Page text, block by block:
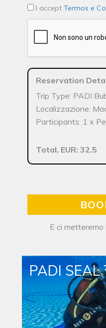
I accept Termos e
Reservation
Trip Type: PADI
Localizzazione:
Participants: 1 x
Total, EUR: 32.5
E ci
PADI SEAL